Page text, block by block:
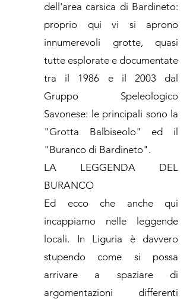
dell'area carsica di Bardineto:
proprio qui vi si aprono
innumerevoli grotte, quasi
tutte esplorate e documentate
tra il 1986 e il 2003 dal
Gruppo Speleologico
Savonese: le principali sono la
"Grotta Balbiseolo" ed il
"Buranco di Bardineto".
LA LEGGENDA DEL
BURANCO
Ed ecco che anche qui
incappiamo nelle leggende
locali. In Liguria è davvero
stupendo come si possa
arrivare a spaziare di
argomentazioni differenti